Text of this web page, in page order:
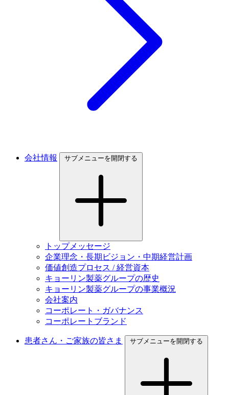
会社情報 サブメニューを開閉する
トップメッセージ
企業理念・長期ビジョン・中期経営計画
価値創造プロセス / 経営資本
キョーリン製薬グループの歴史
キョーリン製薬グループの事業概況
会社案内
コーポレート・ガバナンス
コーポレートブランド
患者さん・ご家族の皆さま サブメニューを開閉する